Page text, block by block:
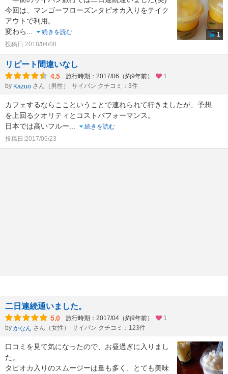
今回は、マンゴーフローズンタピオカ入りをテイク
アウトで利用。
変わら...
続きを読む
投稿日:2018/04/08
1
リピート間違いなし
4.5 旅行時期：2017/06（約9年前）
1
by Kazuo さん（男性） サイパン クチコミ：3件
カフェするならここということで連れられて行きましたが、予想
を上回るクオリティとコストパフォーマンス。
日本では高いフルー...
続きを読む
投稿日:2017/06/23
二日連続通いました。
5.0 旅行時期：2017/04（約9年前）
1
by かなん さん（女性） サイパン クチコミ：123件
口コミを見て気になったので、お昼過ぎに入りまし
た。
タピオカ入りのスムージーは量も多く、とても美味